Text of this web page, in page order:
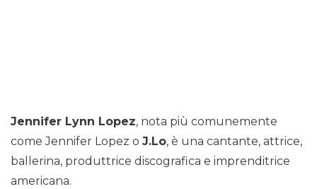
Jennifer Lynn Lopez, nota più comunemente
come Jennifer Lopez o J.Lo, è una cantante, attrice,
ballerina, produttrice discografica e imprenditrice
americana.